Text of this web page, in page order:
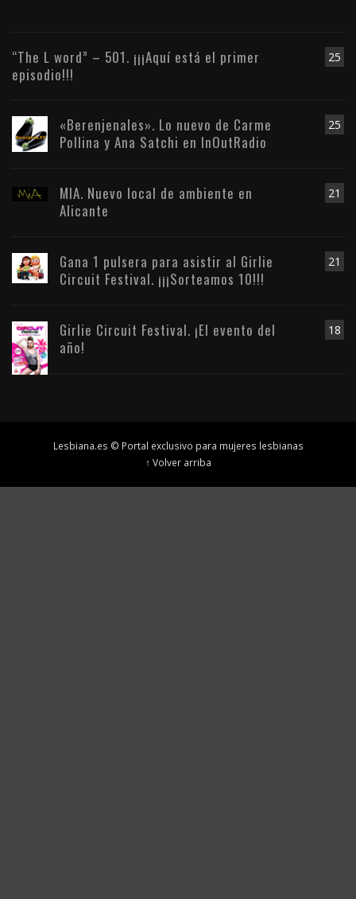
25
“The L word” – 501. ¡¡¡Aquí está el primer
episodio!!!
25
«Berenjenales». Lo nuevo de Carme
Pollina y Ana Satchi en InOutRadio
21
MIA. Nuevo local de ambiente en
Alicante
21
Gana 1 pulsera para asistir al Girlie
Circuit Festival. ¡¡¡Sorteamos 10!!!
18
Girlie Circuit Festival. ¡El evento del
año!
Lesbiana.es © Portal exclusivo para mujeres lesbianas
↑ Volver arriba